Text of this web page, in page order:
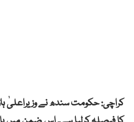
کراچی: حکومت سندھ نے وزیراعلیٰ